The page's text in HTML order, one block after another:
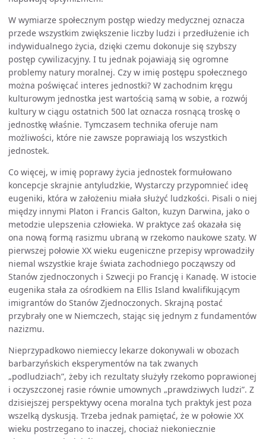
W wymiarze społecznym postęp wiedzy medycznej oznacza
przede wszystkim zwiększenie liczby ludzi i przedłużenie ich
indywidualnego życia, dzięki czemu dokonuje się szybszy
postęp cywilizacyjny. I tu jednak pojawiają się ogromne
problemy natury moralnej. Czy w imię postępu społecznego
można poświęcać interes jednostki? W zachodnim kręgu
kulturowym jednostka jest wartością samą w sobie, a rozwój
kultury w ciągu ostatnich 500 lat oznacza rosnącą troskę o
jednostkę właśnie. Tymczasem technika oferuje nam
możliwości, które nie zawsze poprawiają los wszystkich
jednostek.
Co więcej, w imię poprawy życia jednostek formułowano
koncepcje skrajnie antyludzkie, Wystarczy przypomnieć ideę
eugeniki, która w założeniu miała służyć ludzkości. Pisali o niej
między innymi Platon i Francis Galton, kuzyn Darwina, jako o
metodzie ulepszenia człowieka. W praktyce zaś okazała się
ona nową formą rasizmu ubraną w rzekomo naukowe szaty. W
pierwszej połowie XX wieku eugeniczne przepisy wprowadziły
niemal wszystkie kraje świata zachodniego począwszy od
Stanów zjednoczonych i Szwecji po Francję i Kanadę. W istocie
eugenika stała za ośrodkiem na Ellis Island kwalifikującym
imigrantów do Stanów Zjednoczonych. Skrajną postać
przybrały one w Niemczech, stając się jednym z fundamentów
nazizmu.
Nieprzypadkowo niemieccy lekarze dokonywali w obozach
barbarzyńskich eksperymentów na tak zwanych
„podludziach”, żeby ich rezultaty służyły rzekomo poprawionej
i oczyszczonej rasie równie umownych „prawdziwych ludzi”. Z
dzisiejszej perspektywy ocena moralna tych praktyk jest poza
wszelką dyskusją. Trzeba jednak pamiętać, że w połowie XX
wieku postrzegano to inaczej, chociaż niekoniecznie